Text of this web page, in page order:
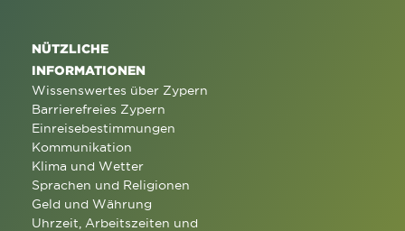
NÜTZLICHE
INFORMATIONEN
Wissenswertes über Zypern
Barrierefreies Zypern
Einreisebestimmungen
Kommunikation
Klima und Wetter
Sprachen und Religionen
Geld und Währung
Uhrzeit, Arbeitszeiten und